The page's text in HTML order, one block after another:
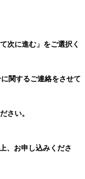
次に進む」をご選択く
関するご連絡をさせて
さい。
、お申し込みくださ